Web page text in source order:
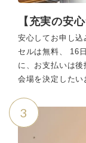
【充実の安
安心してお申し
セルは無料、 16
に、お支払いは
会場を決定したい
3